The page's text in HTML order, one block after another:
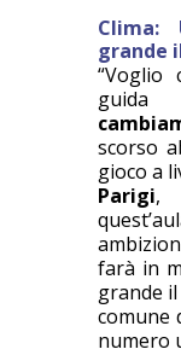
Clima:
grande
“Voglio
scorso
gioco a
Parigi,
farà in
grande
comune
numero